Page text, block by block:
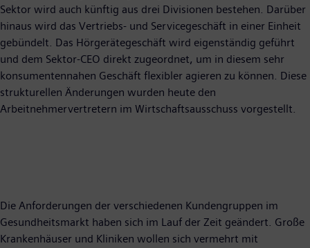
Sektor wird auch künftig aus drei Divisionen bestehen. Darüber
hinaus wird das Vertriebs- und Servicegeschäft in einer Einheit
gebündelt. Das Hörgerätegeschäft wird eigenständig geführt
und dem Sektor-CEO direkt zugeordnet, um in diesem sehr
konsumentennahen Geschäft flexibler agieren zu können. Diese
strukturellen Änderungen wurden heute den
Arbeitnehmervertretern im Wirtschaftsausschuss vorgestellt.
Die Anforderungen der verschiedenen Kundengruppen im
Gesundheitsmarkt haben sich im Lauf der Zeit geändert. Große
Krankenhäuser und Kliniken wollen sich vermehrt mit